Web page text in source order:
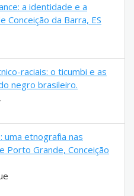
a identidade e a
Conceição da Barra, ES
raciais: o ticumbi e as
negro brasileiro.
uma etnografia nas
Porto Grande, Conceição